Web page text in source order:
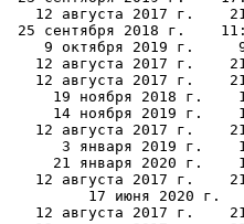
12 августа 2017 г.
25 сентября 2018 г.
9 октября 2019 г.
12 августа 2017 г.
12 августа 2017 г.
19 ноября 2018 г.
14 ноября 2019 г.
12 августа 2017 г.
3 января 2019 г.
21 января 2020 г.
12 августа 2017 г.
17 июня 2020 г.
12 августа 2017 г.